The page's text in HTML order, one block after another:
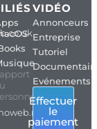
VIDÉO
Annonceurs
Entreprise
Tutoriel
Evénements
Effectuer
le
paiement